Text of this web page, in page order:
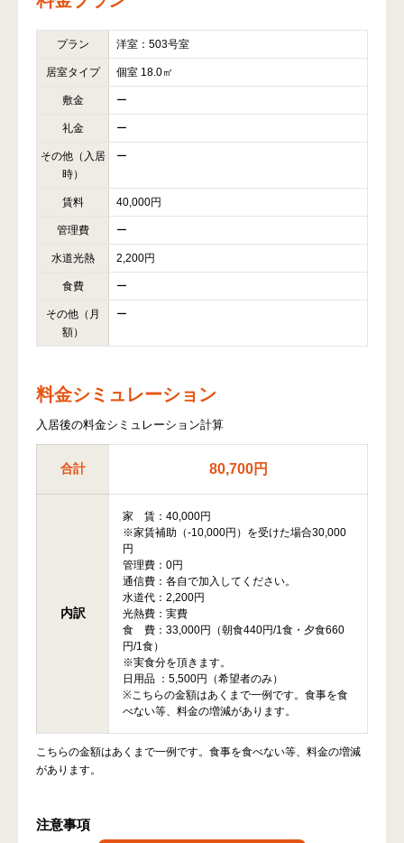
プラン 洋室：503号室
居室タイプ 個室 18.0㎡
敷金 ー
礼金 ー
その他（入居
時）
ー
賃料 40,000円
管理費 ー
水道光熱 2,200円
食費 ー
その他（月
額）
ー
料金シミュレーション
入居後の料金シミュレーション計算
合計 80,700円
内訳
家 賃：40,000円
※家賃補助（-10,000円）を受けた場合30,000
円
管理費：0円
通信費：各自で加入してください。
水道代：2,200円
光熱費：実費
食 費：33,000円（朝食440円/1食・夕食660
円/1食）
※実食分を頂きます。
日用品 ：5,500円（希望者のみ）
※こちらの金額はあくまで一例です。食事を食
べない等、料金の増減があります。
こちらの金額はあくまで一例です。食事を食べない等、料金の増減
があります。
注意事項